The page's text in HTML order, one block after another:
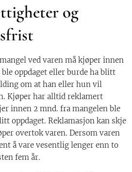
og
ved varen må kjøper innen
oppdaget eller burde ha blitt
om at han eller hun vil
Kjøper har alltid reklamert
innen 2 mnd. fra mangelen ble
oppdaget. Reklamasjon kan skje
overtok varen. Dersom varen
å vare vesentlig lenger enn to
fem år.